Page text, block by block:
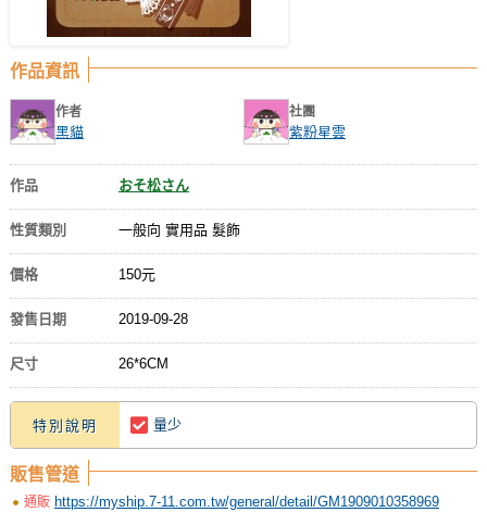
作品資訊
作者
黑貓
社團
紫粉星雲
作品 おそ松さん
性質類別 一般向 實用品 髮飾
價格 150元
發售日期 2019-09-28
尺寸 26*6CM
特別說明 量少
販售管道
通販 https://myship.7-11.com.tw/general/detail/GM1909010358969